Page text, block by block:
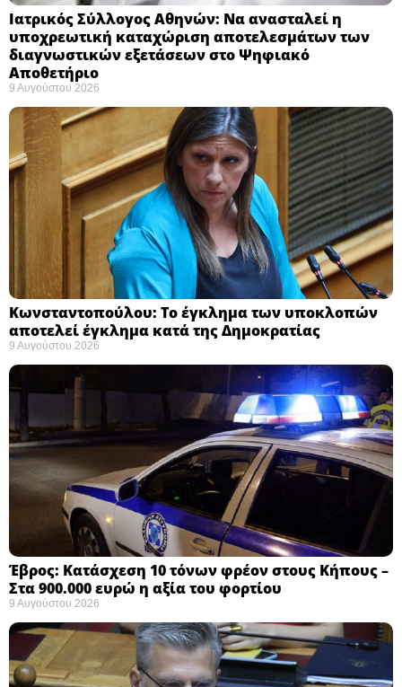
Ιατρικός Σύλλογος Αθηνών: Να ανασταλεί η
υποχρεωτική καταχώριση αποτελεσμάτων των
διαγνωστικών εξετάσεων στο Ψηφιακό
Αποθετήριο ​
9 Αυγούστου 2026
Κωνσταντοπούλου: Το έγκλημα των υποκλοπών
αποτελεί έγκλημα κατά της Δημοκρατίας ​
9 Αυγούστου 2026
Έβρος: Κατάσχεση 10 τόνων φρέον στους Κήπους –
Στα 900.000 ευρώ η αξία του φορτίου ​
9 Αυγούστου 2026